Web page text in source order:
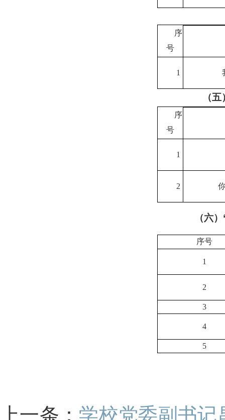
序
号
1
（
序
号
1
2
（六）
序号
1
2
3
4
5
上一条： 学校党委副书记